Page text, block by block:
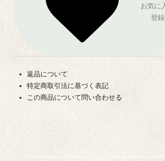
お気に
登録
返品について
特定商取引法に基づく表記
この商品について問い合わせる